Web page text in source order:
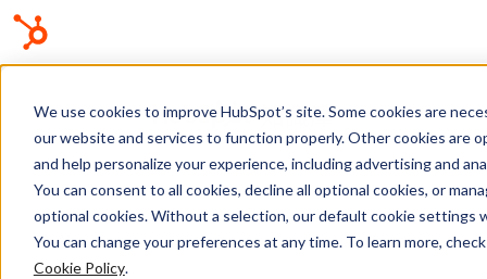
We use cookies to improve HubSpot’s site. Some cookies are
our website and services to function properly. Other cookies are
and help personalize your experience, including advertising and
You can consent to all cookies, decline all optional cookies, or
optional cookies. Without a selection, our default cookie settings
You can change your preferences at any time. To learn more,
Cookie Policy.
知識庫
AI